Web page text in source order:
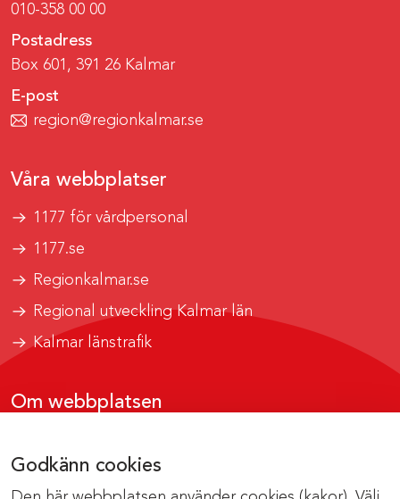
Godkänn cookies
010-358 00 00
Postadress
Box 601, 391 26 Kalmar
E-post
region@regionkalmar.se
Våra webbplatser
1177 för vårdpersonal
1177.se
Regionkalmar.se
Regional utveckling Kalmar län
Kalmar länstrafik
Om webbplatsen
Om cookies